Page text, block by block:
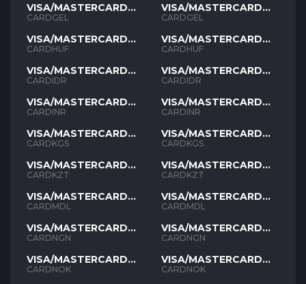
VISA/MASTERCARD
GEL
CARDGEL
VISA/MASTERCARD
HUF
CARDHUF
VISA/MASTERCARD
IDR
CARDIDR
VISA/MASTERCARD
INR
CARDINR
VISA/MASTERCARD
KGS
CARDKGS
VISA/MASTERCARD
KZT
CARDKZT
VISA/MASTERCARD
MDL
CARDMDL
VISA/MASTERCARD
NGN
CARDNGN
VISA/MASTERCARD
NOK
CARDNOK
VISA/MASTERCARD
GEL
CARDGEL
VISA/MASTERCARD
HUF
CARDHUF
VISA/MASTERCARD
IDR
CARDIDR
VISA/MASTERCARD
INR
CARDINR
VISA/MASTERCARD
KGS
CARDKGS
VISA/MASTERCARD
KZT
CARDKZT
VISA/MASTERCARD
MDL
CARDMDL
VISA/MASTERCARD
NGN
CARDNGN
VISA/MASTERCARD
NOK
CARDNOK